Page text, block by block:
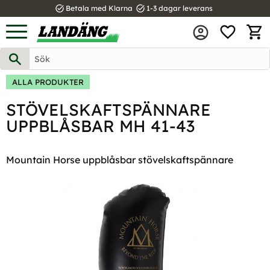
Meny
task_alt Betala med Klarna task_alt 1-3 dagar leverans
ALLA PRODUKTER
STÖVELSKAFTSPÄNNARE
UPPBLÅSBAR MH 41-43
Mountain Horse uppblåsbar stövelskaftspännare